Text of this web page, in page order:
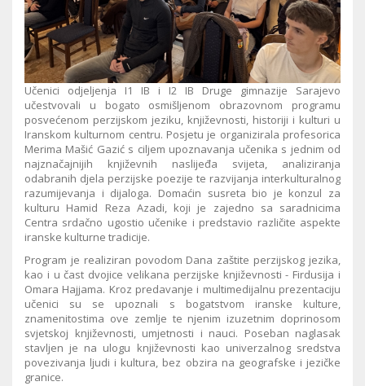
Učenici odjeljenja I1 IB i I2 IB Druge gimnazije Sarajevo
učestvovali u bogato osmišljenom obrazovnom programu
posvećenom perzijskom jeziku, književnosti, historiji i kulturi u
Iranskom kulturnom centru. Posjetu je organizirala profesorica
Merima Mašić Gazić s ciljem upoznavanja učenika s jednim od
najznačajnijih književnih naslijeđa svijeta, analiziranja
odabranih djela perzijske poezije te razvijanja interkulturalnog
razumijevanja i dijaloga. Domaćin susreta bio je konzul za
kulturu Hamid Reza Azadi, koji je zajedno sa saradnicima
Centra srdačno ugostio učenike i predstavio različite aspekte
iranske kulturne tradicije.
Program je realiziran povodom Dana zaštite perzijskog jezika,
kao i u čast dvojice velikana perzijske književnosti - Firdusija i
Omara Hajjama. Kroz predavanje i multimedijalnu prezentaciju
učenici su se upoznali s bogatstvom iranske kulture,
znamenitostima ove zemlje te njenim izuzetnim doprinosom
svjetskoj književnosti, umjetnosti i nauci. Poseban naglasak
stavljen je na ulogu književnosti kao univerzalnog sredstva
povezivanja ljudi i kultura, bez obzira na geografske i jezičke
granice.